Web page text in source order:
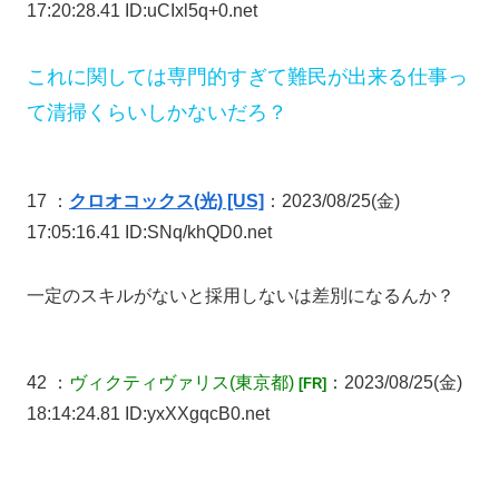
17:20:28.41 ID:uCIxl5q+0.net
これに関しては専門的すぎて難民が出来る仕事っ
て清掃くらいしかないだろ？
17 ： クロオコックス(光) [US] ：2023/08/25(金)
17:05:16.41 ID:SNq/khQD0.net
一定のスキルがないと採用しないは差別になるんか？
42 ： ヴィクティヴァリス(東京都) [FR] ：2023/08/25(金)
18:14:24.81 ID:yxXXgqcB0.net